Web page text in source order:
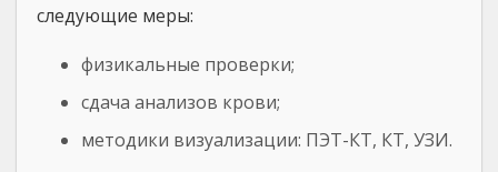
следующие меры:
физикальные проверки;
сдача анализов крови;
методики визуализации: ПЭТ-КТ, КТ, УЗИ.